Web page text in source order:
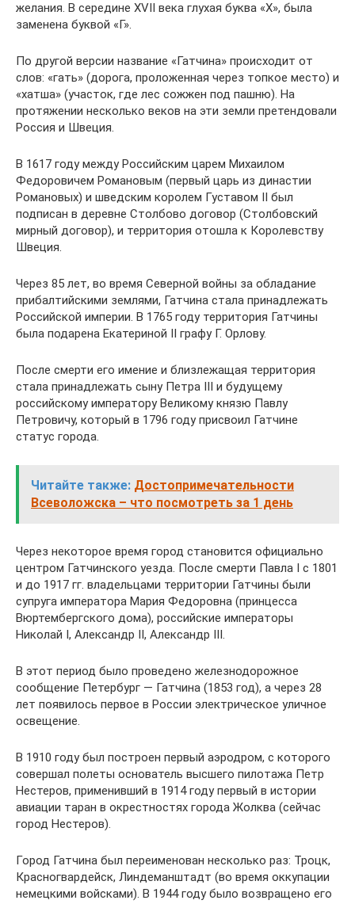
желания. В середине XVII века глухая буква «Х», была
заменена буквой «Г».
По другой версии название «Гатчина» происходит от
слов: «гать» (дорога, проложенная через топкое место) и
«хатша» (участок, где лес сожжен под пашню). На
протяжении несколько веков на эти земли претендовали
Россия и Швеция.
В 1617 году между Российским царем Михаилом
Федоровичем Романовым (первый царь из династии
Романовых) и шведским королем Густавом II был
подписан в деревне Столбово договор (Столбовский
мирный договор), и территория отошла к Королевству
Швеция.
Через 85 лет, во время Северной войны за обладание
прибалтийскими землями, Гатчина стала принадлежать
Российской империи. В 1765 году территория Гатчины
была подарена Екатериной II графу Г. Орлову.
После смерти его имение и близлежащая территория
стала принадлежать сыну Петра III и будущему
российскому императору Великому князю Павлу
Петровичу, который в 1796 году присвоил Гатчине
статус города.
Читайте также: Достопримечательности
Всеволожска – что посмотреть за 1 день
Через некоторое время город становится официально
центром Гатчинского уезда. После смерти Павла I c 1801
и до 1917 гг. владельцами территории Гатчины были
супруга императора Мария Федоровна (принцесса
Вюртембергского дома), российские императоры
Николай I, Александр II, Александр III.
В этот период было проведено железнодорожное
сообщение Петербург — Гатчина (1853 год), а через 28
лет появилось первое в России электрическое уличное
освещение.
В 1910 году был построен первый аэродром, с которого
совершал полеты основатель высшего пилотажа Петр
Нестеров, применивший в 1914 году первый в истории
авиации таран в окрестностях города Жолква (сейчас
город Нестеров).
Город Гатчина был переименован несколько раз: Троцк,
Красногвардейск, Линдеманштадт (во время оккупации
немецкими войсками). В 1944 году было возвращено его